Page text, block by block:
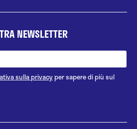
NEWSLETTER
sulla privacyper sapere di più sul